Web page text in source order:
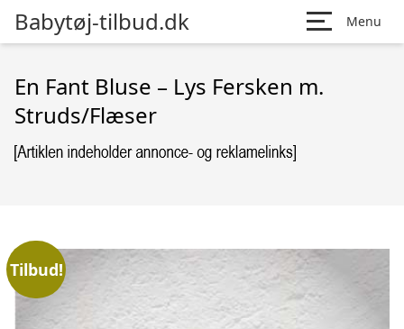
Babytøj-tilbud.dk Menu
En Fant Bluse – Lys Fersken m.
Struds/Flæser
Tilbud!